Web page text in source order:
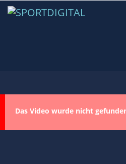
Das Video wurde nicht